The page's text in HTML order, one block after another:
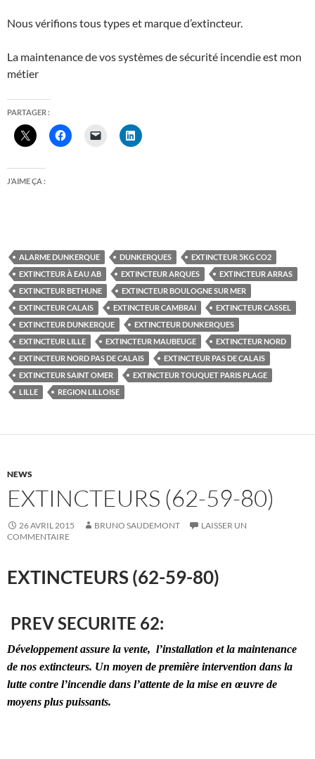
Nous vérifions tous types et marque d’extincteur.
La maintenance de vos systèmes de sécurité incendie est mon
métier
PARTAGER :
J’AIME ÇA :
ALARME DUNKERQUE DUNKERQUES
EXTINCTEUR 5KG CO2
EXTINCTEUR À EAU AB
EXTINCTEUR ARQUES
EXTINCTEUR ARRAS
EXTINCTEUR BETHUNE
EXTINCTEUR BOULOGNE SUR MER
EXTINCTEUR CALAIS
EXTINCTEUR CAMBRAI
EXTINCTEUR CASSEL
EXTINCTEUR DUNKERQUE
EXTINCTEUR DUNKERQUES
EXTINCTEUR LILLE
EXTINCTEUR MAUBEUGE
EXTINCTEUR NORD
EXTINCTEUR NORD PAS DE CALAIS
EXTINCTEUR PAS DE CALAIS
EXTINCTEUR SAINT OMER
EXTINCTEUR TOUQUET PARIS PLAGE
LILLE
REGION LILLOISE
NEWS
EXTINCTEURS (62-59-80)
26 AVRIL 2015 BRUNO SAUDEMONT
LAISSER UN
COMMENTAIRE
EXTINCTEURS (62-59-80)
PREV SECURITE 62:
Développement assure la vente, l’installation et la maintenance
de nos extincteurs. Un moyen de première intervention dans la
lutte contre l’incendie dans l’attente de la mise en œuvre de
moyens plus puissants.